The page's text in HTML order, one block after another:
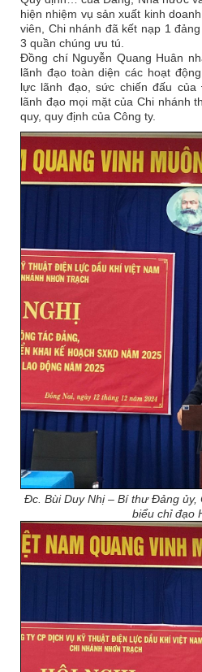
hiện nhiệm vụ sản xuất kinh
viên, Chi nhánh đã kết nạp 1
3 quần chúng ưu tú.
Đồng chí Nguyễn Quang Huân
lãnh đạo toàn diện các hoạt
lực lãnh đạo, sức chiến đấu
lãnh đạo mọi mặt của Chi nhánh
quy, quy định của Công ty.
Đc. Bùi Duy Nhị – Bí thư Đảng
biểu chỉ đạo